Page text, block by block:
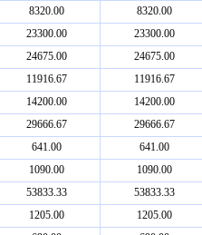
8320.00
8320.00
23300.00
23300.00
24675.00
24675.00
11916.67
11916.67
14200.00
14200.00
29666.67
29666.67
641.00
641.00
1090.00
1090.00
53833.33
53833.33
1205.00
1205.00